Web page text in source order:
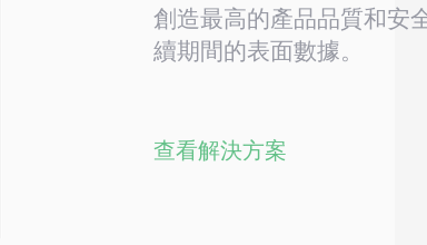
創造最高的產品品質和安
續期間的表面數據。
查看解決方案